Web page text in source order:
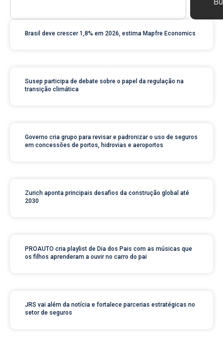
Brasil deve crescer 1,8% em 2026, estima Mapfre Economics
Susep participa de debate sobre o papel da regulação na
transição climática
Governo cria grupo para revisar e padronizar o uso de seguros
em concessões de portos, hidrovias e aeroportos
Zurich aponta principais desafios da construção global até
2030
PROAUTO cria playlist de Dia dos Pais com as músicas que
os filhos aprenderam a ouvir no carro do pai
JRS vai além da notícia e fortalece parcerias estratégicas no
setor de seguros